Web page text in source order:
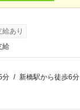
あり
給
分 / 新橋駅から徒歩6分